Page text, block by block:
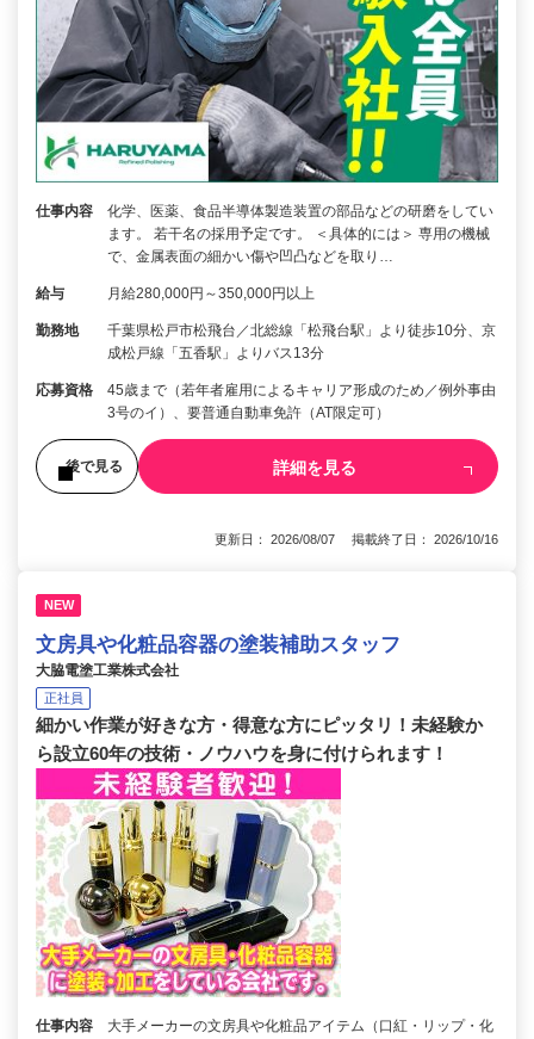
仕事内容
化学、医薬、食品半導体製造装置の部品などの研磨をしてい
ます。 若干名の採用予定です。 ＜具体的には＞ 専用の機械
で、金属表面の細かい傷や凹凸などを取り…
給与 月給280,000円～350,000円以上
勤務地
千葉県松戸市松飛台／北総線「松飛台駅」より徒歩10分、京
成松戸線「五香駅」よりバス13分
応募資格
45歳まで（若年者雇用によるキャリア形成のため／例外事由
3号のイ）、要普通自動車免許（AT限定可）
後で見る 詳細を見る
更新日： 2026/08/07 掲載終了日： 2026/10/16
NEW
文房具や化粧品容器の塗装補助スタッフ
大脇電塗工業株式会社
正社員
細かい作業が好きな方・得意な方にピッタリ！未経験か
ら設立60年の技術・ノウハウを身に付けられます！
仕事内容
大手メーカーの文房具や化粧品アイテム（口紅・リップ・化